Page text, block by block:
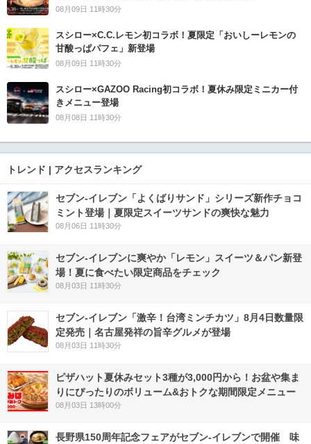
08月09日 11時30分
スシロー×C.C.レモン初コラボ！夏限定「おいしーレモンの
甘酸っぱパフェ」新登場
08月09日 11時30分
スシロー×GAZOO Racing初コラボ！夏休み限定ミニカー付
きメニュー登場
08月08日 11時30分
トレンド | アクセスランキング
セブン‐イレブン「よくばりサンド」シリーズ新作チョコ
ミント登場｜夏限定スイーツサンドの爽快な魅力
08月06日 11時30分
セブン‐イレブンに爽やか「レモン」スイーツ＆パン新登
場！夏に食べたい限定商品をチェック
08月03日 11時30分
セブン-イレブン「激辛！台湾ミンチカツ」8月4日数量限
定発売｜名古屋発祥の旨辛グルメが登場
08月03日 11時30分
ピザハット夏休みセット3種が3,000円から！お盆や集ま
りにぴったりのボリューム&おトクな期間限定メニュー
08月03日 13時00分
長野県150周年記念フェアがセブン-イレブンで開催 味